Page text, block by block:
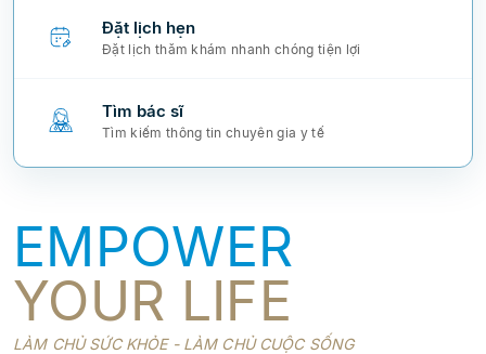
Đặt lịch hẹn
Đặt lịch thăm khám nhanh chóng tiện lợi
Tìm bác sĩ
Tìm kiếm thông tin chuyên gia y tế
EMPOWER
YOUR LIFE
LÀM CHỦ SỨC KHỎE - LÀM CHỦ CUỘC SỐNG